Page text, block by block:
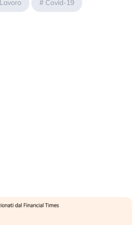
Lavoro # Covid-19